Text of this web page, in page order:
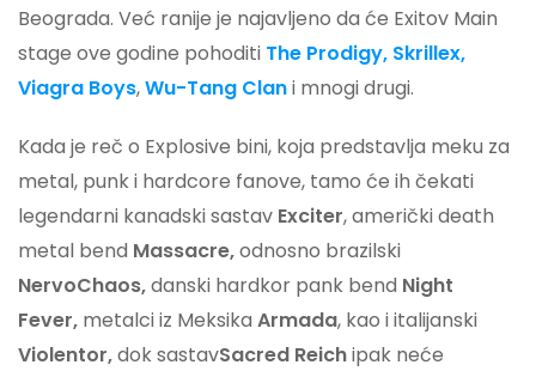
Beograda. Već ranije je najavljeno da će Exitov Main
stage ove godine pohoditi The Prodigy, Skrillex,
Viagra Boys,Wu-Tang Clani mnogi drugi.
Kada je reč o Explosive bini, koja predstavlja meku za
metal, punk i hardcore fanove, tamo će ih čekati
legendarni kanadski sastav Exciter, američki death
metal bend Massacre,odnosno brazilski
NervoChaos,danski hardkor pank bend Night
Fever, metalci iz Meksika Armada, kao i italijanski
Violentor,dok sastavSacred Reichipak neće